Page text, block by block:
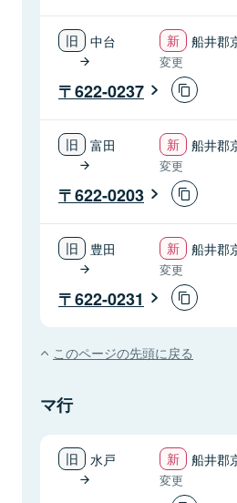
中台 船井郡
変更
622-0237
富田 船井郡
変更
622-0203
豊田 船井郡
変更
622-0231
このページの先頭に戻る
マ行
水戸 船井郡
変更